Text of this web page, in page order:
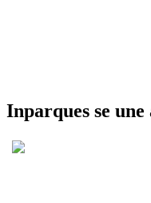
Inparques se